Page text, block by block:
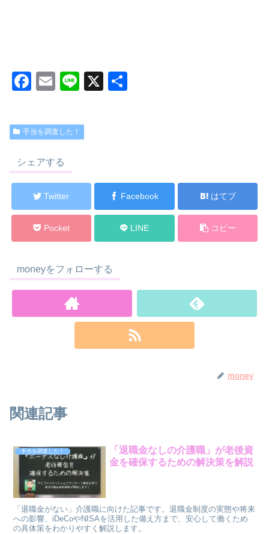
F
c
e
b
o
o
k
E
ail
Li
e
X
手当を調査した！
シェアする
Twitter Facebook はてブ
Pocket LINE コピー
moneyをフォローする
money
関連記事
手当を調査した！
「退職金なしの介護職」が老後資
金を確保するための解決策を解説
「退職金がない」介護職に向けた記事です。退職金制度の実態や将来
への影響、iDeCoやNISAを活用した備え方まで、安心して働くため
の具体策をわかりやすく解説します。